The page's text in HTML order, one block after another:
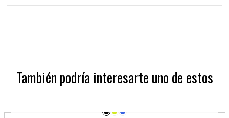
También podría interesarte uno de estos